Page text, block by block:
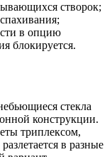
створок;
в опцию
блокируется.
стекла
конструкции.
триплексом,
в разные